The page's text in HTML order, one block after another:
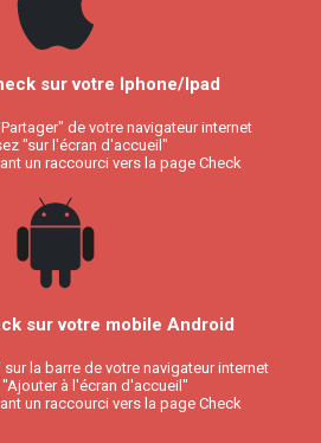
sur votre Iphone/Ipad
de votre navigateur internet
"sur l'écran d'accueil"
un raccourci vers la page Check
sur votre mobile Android
la barre de votre navigateur internet
à l'écran d'accueil"
un raccourci vers la page Check